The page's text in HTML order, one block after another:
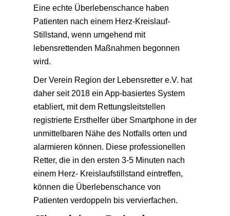
Eine echte Überlebenschance haben
Patienten nach einem Herz-Kreislauf-
Stillstand, wenn umgehend mit
lebensrettenden Maßnahmen begonnen
wird.
Der Verein Region der Lebensretter e.V. hat
daher seit 2018 ein App-basiertes System
etabliert, mit dem Rettungsleitstellen
registrierte Ersthelfer über Smartphone in der
unmittelbaren Nähe des Notfalls orten und
alarmieren können. Diese professionellen
Retter, die in den ersten 3-5 Minuten nach
einem Herz- Kreislaufstillstand eintreffen,
können die Überlebenschance von
Patienten verdoppeln bis vervierfachen.